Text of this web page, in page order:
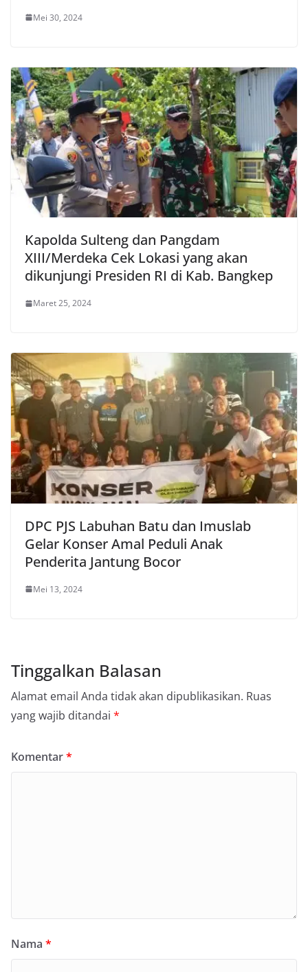
Mei 30, 2024
Kapolda Sulteng dan Pangdam
XIII/Merdeka Cek Lokasi yang akan
dikunjungi Presiden RI di Kab. Bangkep
Maret 25, 2024
DPC PJS Labuhan Batu dan Imuslab
Gelar Konser Amal Peduli Anak
Penderita Jantung Bocor
Mei 13, 2024
Tinggalkan Balasan
Alamat email Anda tidak akan dipublikasikan. Ruas
yang wajib ditandai *
Komentar*
Nama *